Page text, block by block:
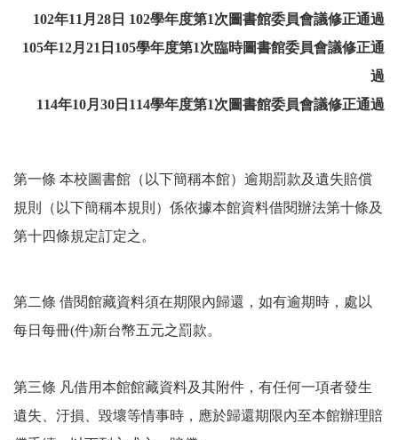
102年11月28日 102學年度第1次圖書館委員會議修正通過
105年12月21日105學年度第1次臨時圖書館委員會議修正通
過
114年10月30日114學年度第1次圖書館委員會議修正通過
第一條 本校圖書館（以下簡稱本館）逾期罰款及遺失賠償
規則（以下簡稱本規則）係依據本館資料借閱辦法第十條及
第十四條規定訂定之。
第二條 借閱館藏資料須在期限內歸還，如有逾期時，處以
每日每冊(件)新台幣五元之罰款。
第三條 凡借用本館館藏資料及其附件，有任何一項者發生
遺失、汙損、毀壞等情事時，應於歸還期限內至本館辦理賠